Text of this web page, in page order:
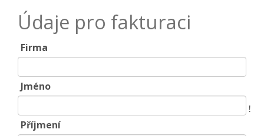
Údaje pro fakturaci
Firma
Jméno
!
Příjmení